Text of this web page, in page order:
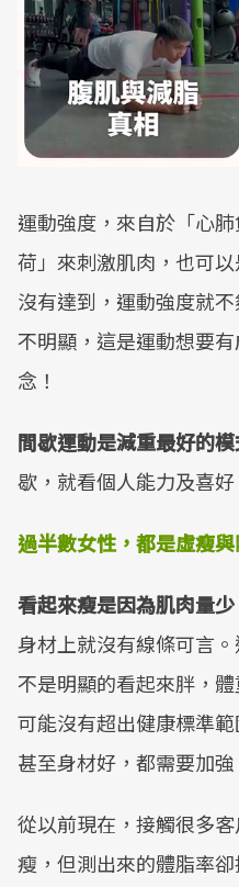
運動強度，來自於「心
荷」來刺激肌肉，也可
沒有達到，運動強度就
不明顯，這是運動想要
念！
間歇運動是減重最好的模
歇，就看個人能力及喜好
過半數女性，都是虛瘦與
看起來瘦是因為肌肉量
身材上就沒有線條可言
不是明顯的看起來胖，
可能沒有超出健康標準
甚至身材好，都需要加強
從以前現在，接觸很多
瘦，但測出來的體脂率